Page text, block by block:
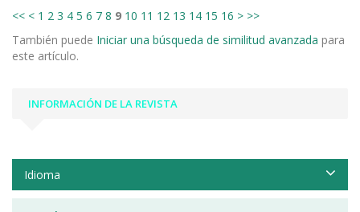
<< < 1 2 3 4 5 6 7 8 9 10 11 12 13 14 15 16 > >>
También puede Iniciar una búsqueda de similitud avanzada para
este artículo.
INFORMACIÓN DE LA REVISTA
Idioma